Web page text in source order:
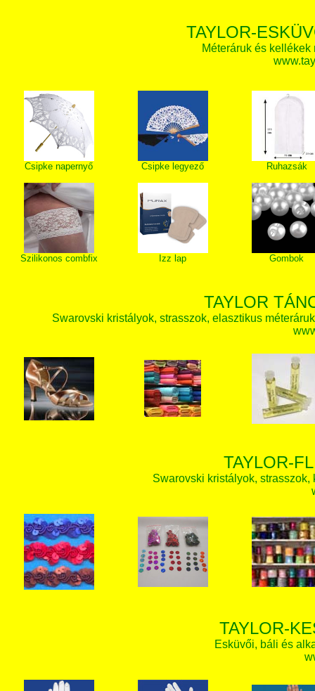
TAYLOR-
Méteráruk és
Csipke napernyő Csipke legyező Ruhazsák
Szilikonos combfix Izz lap Gombok
TAYLOR
Swarovski kristályok, strasszok, elasztikus
TAYLOR-
Swarovski kristályok,
TAYLOR-
Esküvői, báli és